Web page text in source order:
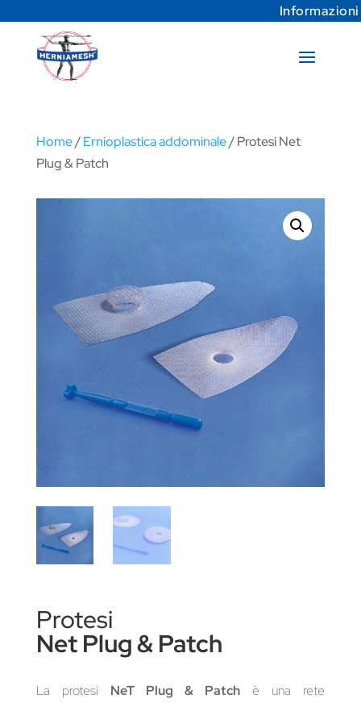
Informazioni
Home/Ernioplastica addominale/ Protesi Net
Plug & Patch
Protesi
Net Plug & Patch
La protesi NeT Plug & Patch è una rete